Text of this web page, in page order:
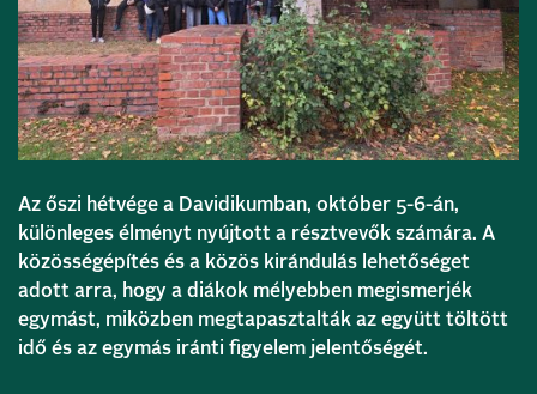
Az őszi hétvége a Davidikumban, október 5-6-án,
különleges élményt nyújtott a résztvevők számára. A
közösségépítés és a közös kirándulás lehetőséget
adott arra, hogy a diákok mélyebben megismerjék
egymást, miközben megtapasztalták az együtt töltött
idő és az egymás iránti figyelem jelentőségét.